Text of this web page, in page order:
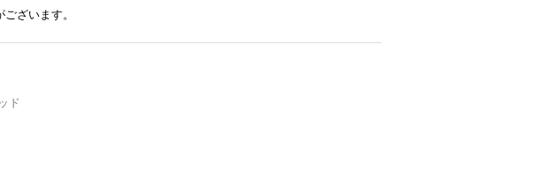
ざいます。
ド